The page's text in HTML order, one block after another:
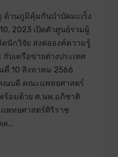
ด้านภูมิคุ้มกันบำบัดมะเร็ง
2023 เปิดตัวศูนย์รวมผู้
นักวิจัย ส่งต่อองค์ความรู้
บเครือข่ายต่างประเทศ
ที่ 10 สิงหาคม 2566
ณบดี คณะแพทยศาสตร์
ร้อมด้วย ศ.นพ.อภิชาติ
พทยศาสตร์ศิริราช
...